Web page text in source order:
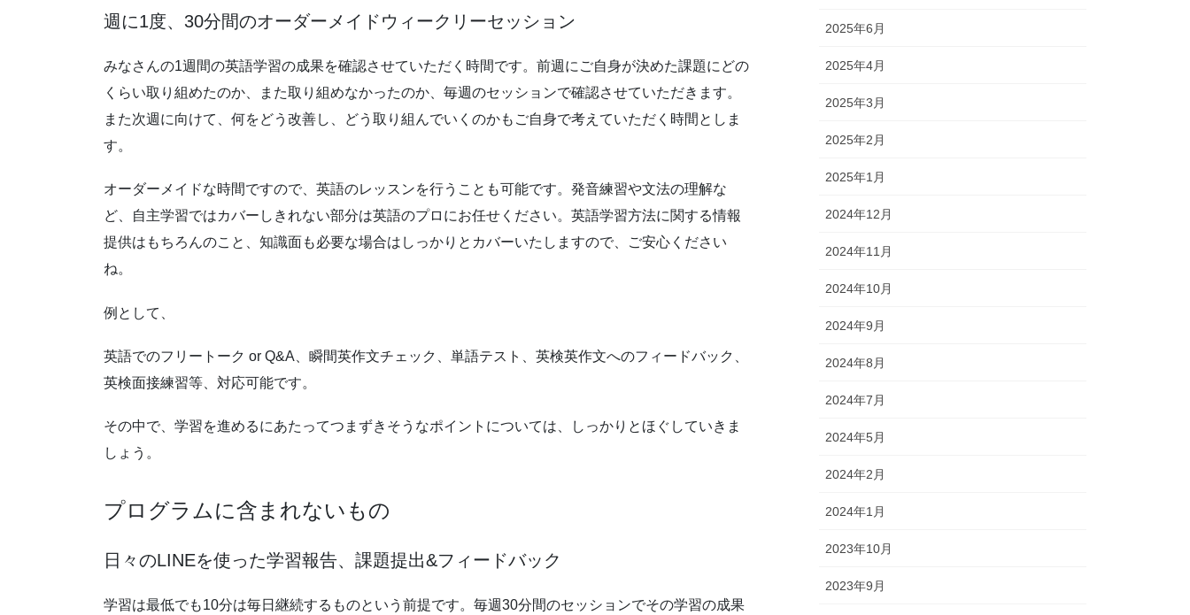
週に1度、30分間のオーダーメイドウィークリーセッション
みなさんの1週間の英語学習の成果を確認させていただく時間です。前週にご自身が決めた課題にどの
くらい取り組めたのか、また取り組めなかったのか、毎週のセッションで確認させていただきます。
また次週に向けて、何をどう改善し、どう取り組んでいくのかもご自身で考えていただく時間としま
す。
オーダーメイドな時間ですので、英語のレッスンを行うことも可能です。発音練習や文法の理解な
ど、自主学習ではカバーしきれない部分は英語のプロにお任せください。英語学習方法に関する情報
提供はもちろんのこと、知識面も必要な場合はしっかりとカバーいたしますので、ご安心ください
ね。
例として、
英語でのフリートーク or Q&A、瞬間英作文チェック、単語テスト、英検英作文へのフィードバック、
英検面接練習等、対応可能です。
その中で、学習を進めるにあたってつまずきそうなポイントについては、しっかりとほぐしていきま
しょう。
プログラムに含まれないもの
日々のLINEを使った学習報告、課題提出&フィードバック
学習は最低でも10分は毎日継続するものという前提です。毎週30分間のセッションでその学習の成果
2025年6月
2025年4月
2025年3月
2025年2月
2025年1月
2024年12月
2024年11月
2024年10月
2024年9月
2024年8月
2024年7月
2024年5月
2024年2月
2024年1月
2023年10月
2023年9月